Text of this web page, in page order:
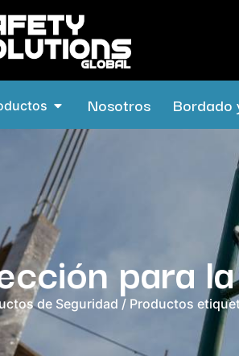
Nosotros Bordado
para
de Seguridad / Productos